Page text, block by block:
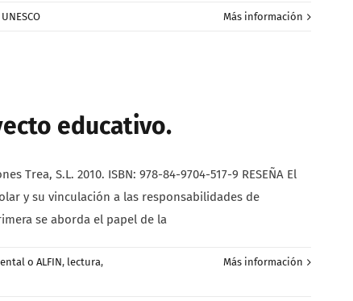
UNESCO Más información
educativo.
Trea, S.L. 2010. ISBN: 978-84-9704-517-9 RESEÑA El
y su vinculación a las responsabilidades de
se aborda el papel de la
o ALFIN, lectura,
Más información